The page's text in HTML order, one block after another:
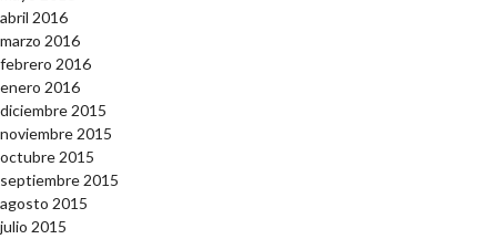
abril 2016
marzo 2016
febrero 2016
enero 2016
diciembre 2015
noviembre 2015
octubre 2015
septiembre 2015
agosto 2015
julio 2015